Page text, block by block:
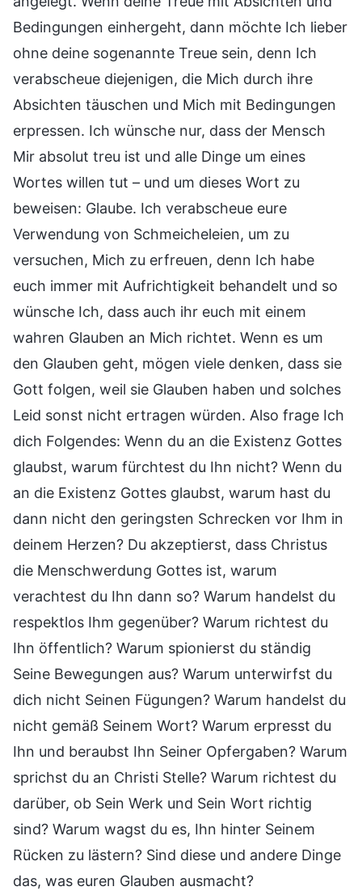
Bedingungen einhergeht, dann möchte Ich lieber
ohne deine sogenannte Treue sein, denn Ich
verabscheue diejenigen, die Mich durch ihre
Absichten täuschen und Mich mit Bedingungen
erpressen. Ich wünsche nur, dass der Mensch
Mir absolut treu ist und alle Dinge um eines
Wortes willen tut – und um dieses Wort zu
beweisen: Glaube. Ich verabscheue eure
Verwendung von Schmeicheleien, um zu
versuchen, Mich zu erfreuen, denn Ich habe
euch immer mit Aufrichtigkeit behandelt und so
wünsche Ich, dass auch ihr euch mit einem
wahren Glauben an Mich richtet. Wenn es um
den Glauben geht, mögen viele denken, dass sie
Gott folgen, weil sie Glauben haben und solches
Leid sonst nicht ertragen würden. Also frage Ich
dich Folgendes: Wenn du an die Existenz Gottes
glaubst, warum fürchtest du Ihn nicht? Wenn du
an die Existenz Gottes glaubst, warum hast du
dann nicht den geringsten Schrecken vor Ihm in
deinem Herzen? Du akzeptierst, dass Christus
die Menschwerdung Gottes ist, warum
verachtest du Ihn dann so? Warum handelst du
respektlos Ihm gegenüber? Warum richtest du
Ihn öffentlich? Warum spionierst du ständig
Seine Bewegungen aus? Warum unterwirfst du
dich nicht Seinen Fügungen? Warum handelst du
nicht gemäß Seinem Wort? Warum erpresst du
Ihn und beraubst Ihn Seiner Opfergaben? Warum
sprichst du an Christi Stelle? Warum richtest du
darüber, ob Sein Werk und Sein Wort richtig
sind? Warum wagst du es, Ihn hinter Seinem
Rücken zu lästern? Sind diese und andere Dinge
das, was euren Glauben ausmacht?